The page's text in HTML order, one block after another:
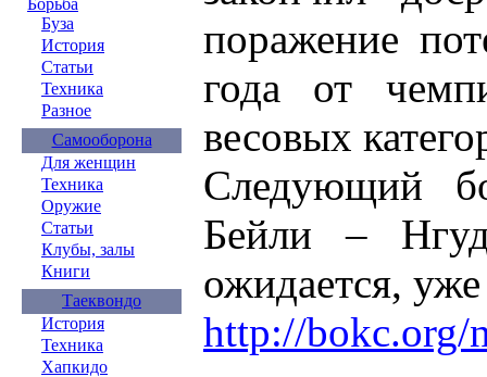
Буза
История
Статьи
Техника
Разное
Самооборона
Для женщин
Техника
Оружие
Статьи
Клубы, залы
Книги
Таеквондо
История
Техника
Хапкидо
поражение
года от
весовых
Следующий
Бейли –
ожидается,
http://bokc.org/